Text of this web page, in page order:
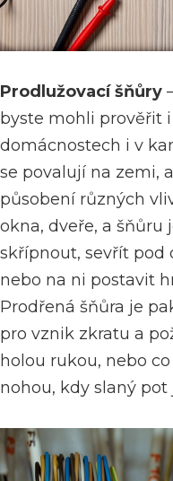
Prodlužovací šňůry
byste mohli prověřit
domácnostech i v
se povalují na zemi,
působení různých
okna, dveře, a šňůru
skřípnout, sevřít pod
nebo na ni postavit
Prodřená šňůra je
pro vznik zkratu a
holou rukou, nebo
nohou, kdy slaný